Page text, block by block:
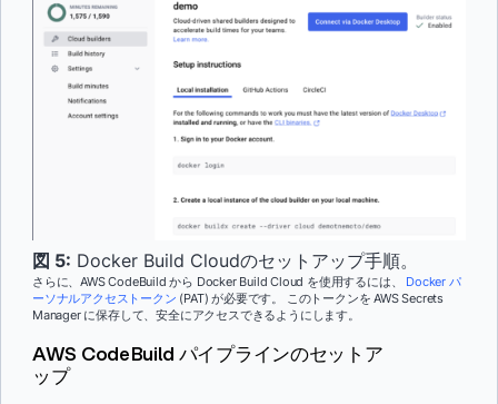
図 5: Docker Build Cloudのセットアップ手順。
さらに、AWS CodeBuild から Docker Build Cloud を使用するには、 Docker パ
ーソナルアクセストークン (PAT) が必要です。 このトークンを AWS Secrets
Manager に保存して、安全にアクセスできるようにします。
AWS CodeBuild パイプラインのセットア
ップ